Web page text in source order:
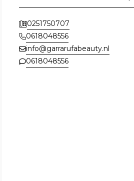
0251750707
0618048556
info@garrarufabeauty.nl
0618048556